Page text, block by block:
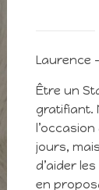
Laurence
Être un
gratifiant.
jours,
d’aider
en